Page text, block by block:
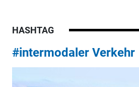
HASHTAG
#intermodaler Verkehr